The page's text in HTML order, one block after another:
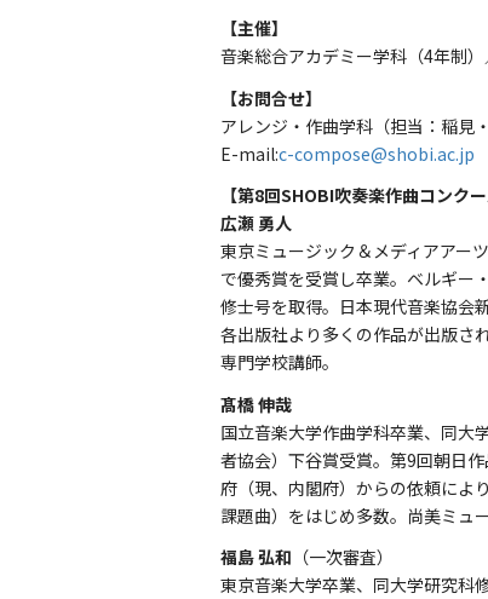
【主催】
音楽総合アカデミー学科（4年制）
【お問合せ】
アレンジ・作曲学科（担当：稲見
E-mail:c-compose@shobi.ac.jp
【第8回SHOBI吹奏楽作曲コンクー
広瀬 勇人
東京ミュージック＆メディアアー
で優秀賞を受賞し卒業。ベルギー
修士号を取得。日本現代音楽協会
各出版社より多くの作品が出版さ
専門学校講師。
髙橋 伸哉
国立音楽大学作曲学科卒業、同大
者協会）下谷賞受賞。第9回朝日
府（現、内閣府）からの依頼によ
課題曲）をはじめ多数。尚美ミュ
福島 弘和 （一次審査）
東京音楽大学卒業、同大学研究科